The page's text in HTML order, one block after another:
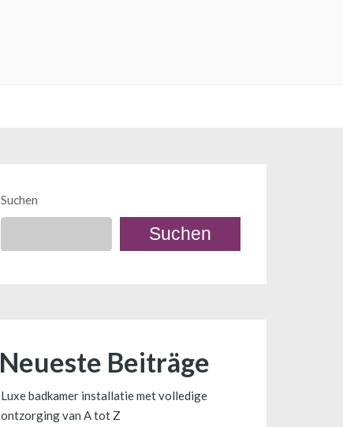
Suchen
Suchen
Neueste Beiträge
Luxe badkamer installatie met volledige
ontzorging van A tot Z